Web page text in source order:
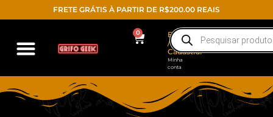
FRETE GRÁTIS À PARTIR DE R$200.00 REAIS
0
Entrar
/
Cadastrar
Minha
conta